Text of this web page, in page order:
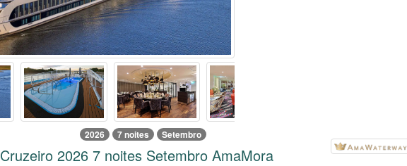
2026 7 noites Setembro
Cruzeiro 2026 7 noites Setembro AmaMora